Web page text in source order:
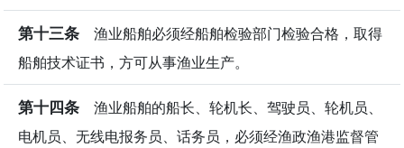
第十三条 渔业船舶必须经船舶检验部门检验合格，取得
船舶技术证书，方可从事渔业生产。
第十四条 渔业船舶的船长、轮机长、驾驶员、轮机员、
电机员、无线电报务员、话务员，必须经渔政渔港监督管